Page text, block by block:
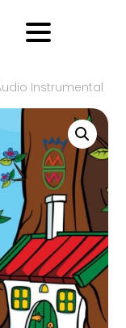
Instrumental